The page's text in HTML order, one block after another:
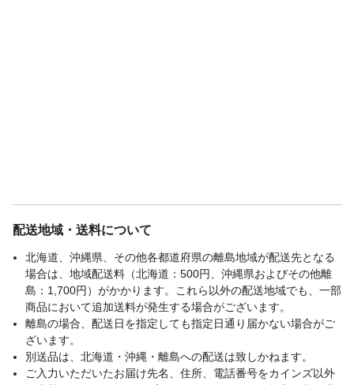
配送地域・送料について
北海道、沖縄県、その他各都道府県の離島地域が配送先となる
場合は、地域配送料（北海道：500円、沖縄県およびその他離
島：1,700円）がかかります。これら以外の配送地域でも、一部
商品において追加送料が発生する場合がございます。
離島の場合、配送日を指定しても指定日通り届かない場合がご
ざいます。
別送品は、北海道・沖縄・離島への配送は致しかねます。
ご入力いただいたお届け先名、住所、電話番号をカインズ以外